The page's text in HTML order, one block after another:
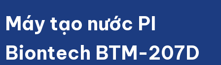
Máy tạo nước PI
Biontech BTM-207D